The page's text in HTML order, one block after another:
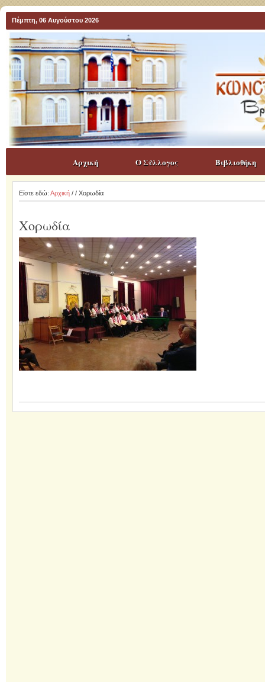
Πέμπτη, 06 Αυγούστου 2026
Αρχική Ο Σύλλογος Βιβλιοθήκη
Είστε εδώ: Αρχική/ / Χορωδία
Χορωδία